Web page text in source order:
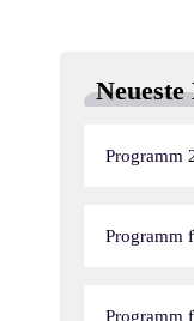
Programm
Programm
Programm